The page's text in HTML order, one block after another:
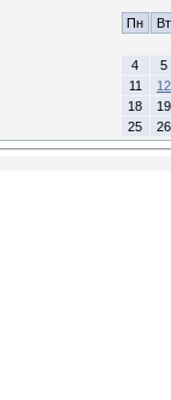
Пн Вт
4
5
11
12
18
19
25
26